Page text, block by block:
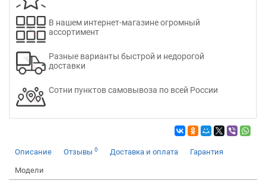
В нашем интернет-магазине огромный
ассортимент
Разные варианты быстрой и недорогой
доставки
Сотни пунктов самовывоза по всей России
Описание Отзывы 0 Доставка и оплата Гарантия
Модели